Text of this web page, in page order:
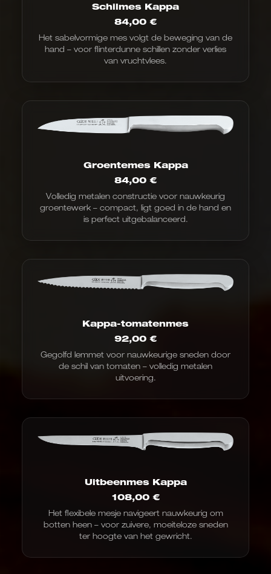
Schilmes Kappa
84,00 €
Het sabelvormige mes volgt de beweging van de
hand – voor flinterdunne schillen zonder verlies
van vruchtvlees.
Groentemes Kappa
84,00 €
Volledig metalen constructie voor nauwkeurig
groentewerk – compact, ligt goed in de hand en
is perfect uitgebalanceerd.
Kappa-tomatenmes
92,00 €
Gegolfd lemmet voor nauwkeurige sneden door
de schil van tomaten – volledig metalen
uitvoering.
Uitbeenmes Kappa
108,00 €
Het flexibele mesje navigeert nauwkeurig om
botten heen – voor zuivere, moeiteloze sneden
ter hoogte van het gewricht.